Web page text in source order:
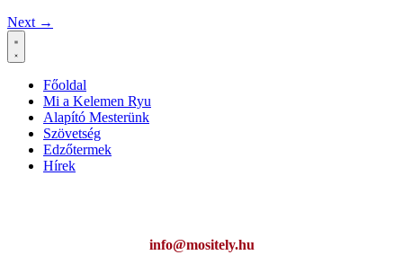
Next →
Főoldal
Mi a Kelemen Ryu
Alapító Mesterünk
Szövetség
Edzőtermek
Hírek
info@mositely.hu